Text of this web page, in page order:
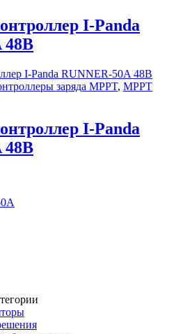
I-Panda
48В
заряда MPPT, MPPT
I-Panda
48В